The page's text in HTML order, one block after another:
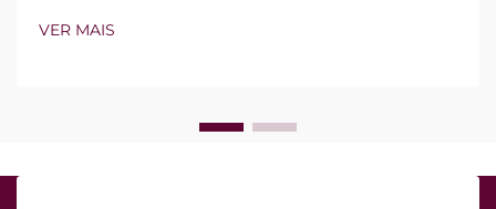
recursos existem, mas sim como funcionam com
VER MAIS